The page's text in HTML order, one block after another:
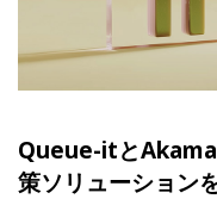
Queue-itと
策ソリューション